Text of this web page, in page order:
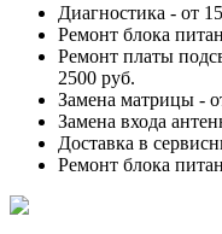
Диагностика - от
Ремонт блока
Ремонт платы
2500 руб.
Замена матрицы -
Замена входа
Доставка в
Ремонт блока